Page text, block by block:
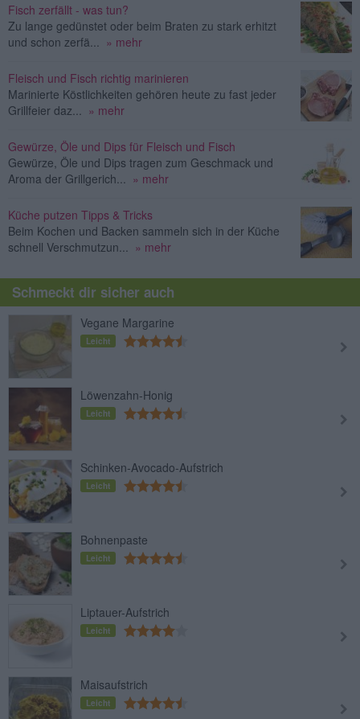
Fisch zerfällt - was tun?
Zu lange gedünstet oder beim Braten zu stark erhitzt
und schon zerfä...
» mehr
Fleisch und Fisch richtig marinieren
Marinierte Köstlichkeiten gehören heute zu fast jeder
Grillfeier daz...
» mehr
Gewürze, Öle und Dips für Fleisch und Fisch
Gewürze, Öle und Dips tragen zum Geschmack und
Aroma der Grillgerich...
» mehr
Küche putzen Tipps & Tricks
Beim Kochen und Backen sammeln sich in der Küche
schnell Verschmutzun...
» mehr
Schmeckt dir sicher auch
Vegane Margarine
Leicht
Löwenzahn-Honig
Leicht
Schinken-Avocado-Aufstrich
Leicht
Bohnenpaste
Leicht
Liptauer-Aufstrich
Leicht
Maisaufstrich
Leicht